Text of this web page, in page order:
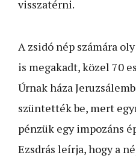
visszatérni.
A zsidó nép számára
is megakadt, közel 70
Úrnak háza
szüntették be, mert
pénzük egy impozáns
Ezsdrás leírja, hogy a